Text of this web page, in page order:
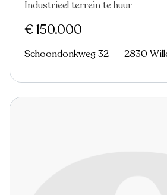
Nieuw Virtual tour
Industrieel terrein te huur
€ 150.000
Schoondonkweg 32 - - 2830